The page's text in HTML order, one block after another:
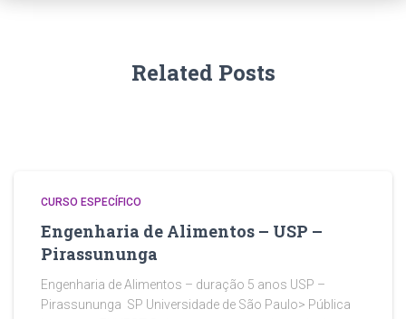
Related Posts
CURSO ESPECÍFICO
Engenharia de Alimentos – USP –
Pirassununga
Engenharia de Alimentos – duração 5 anos USP –
Pirassununga SP Universidade de São Paulo> Pública